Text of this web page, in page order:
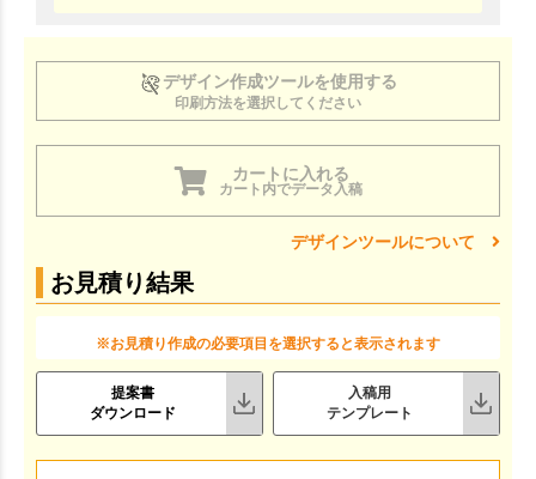
デザイン作成ツールを使用する
印刷方法を選択してください
カートに入れる
カート内でデータ入稿
デザインツールについて
お見積り結果
※お見積り作成の必要項目を選択すると表示されます
提案書
ダウンロード
入稿用
テンプレート